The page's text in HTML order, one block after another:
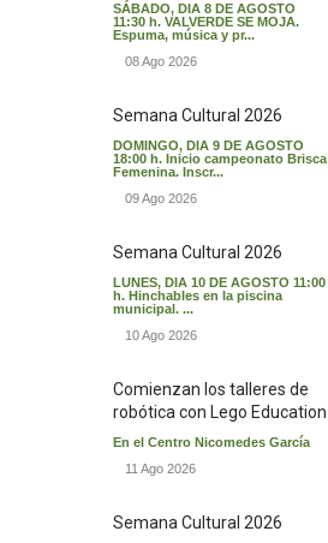
SÁBADO, DIA 8 DE AGOSTO
11:30 h. VALVERDE SE MOJA.
Espuma, música y pr...
08 Ago 2026
Semana Cultural 2026
DOMINGO, DIA 9 DE AGOSTO
18:00 h. Inicio campeonato Brisca
Femenina. Inscr...
09 Ago 2026
Semana Cultural 2026
LUNES, DIA 10 DE AGOSTO 11:00
h. Hinchables en la piscina
municipal. ...
10 Ago 2026
Comienzan los talleres de
robótica con Lego Education
En el Centro Nicomedes García
11 Ago 2026
Semana Cultural 2026